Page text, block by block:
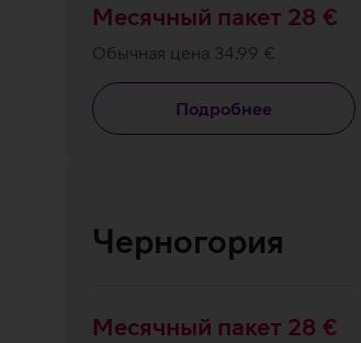
Месячный пакет 28 €
Обычная цена 34,99 €
Подробнее
Черногория
Месячный пакет 28 €